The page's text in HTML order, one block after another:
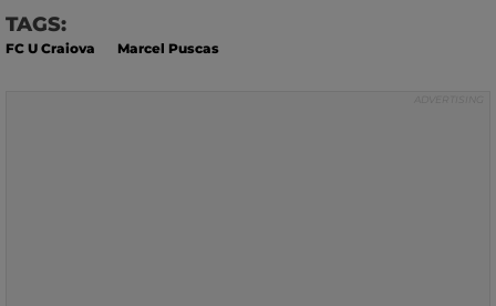
TAGS:
FC U Craiova Marcel Puscas